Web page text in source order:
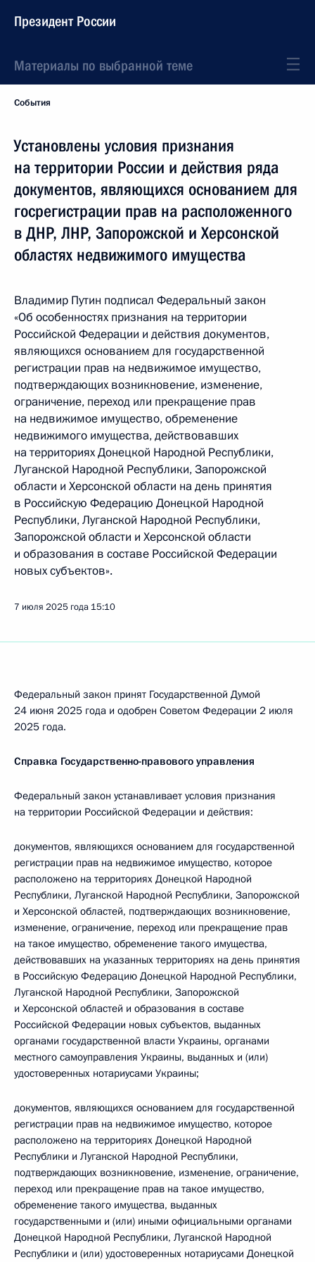
Президент России
Материалы по выбранной теме
События
Установлены условия признания
на территории России и действия ряда
документов, являющихся основанием для
госрегистрации прав на расположенного
в ДНР, ЛНР, Запорожской и Херсонской
областях недвижимого имущества
Владимир Путин подписал Федеральный закон
«Об особенностях признания на территории
Российской Федерации и действия документов,
являющихся основанием для государственной
регистрации прав на недвижимое имущество,
подтверждающих возникновение, изменение,
ограничение, переход или прекращение прав
на недвижимое имущество, обременение
недвижимого имущества, действовавших
на территориях Донецкой Народной Республики,
Луганской Народной Республики, Запорожской
области и Херсонской области на день принятия
в Российскую Федерацию Донецкой Народной
Республики, Луганской Народной Республики,
Запорожской области и Херсонской области
и образования в составе Российской Федерации
новых субъектов».
7 июля 2025 года 15:10
Федеральный закон принят Государственной Думой
24 июня 2025 года и одобрен Советом Федерации 2 июля
2025 года.
Справка Государственно-правового управления
Федеральный закон устанавливает условия признания
на территории Российской Федерации и действия:
документов, являющихся основанием для государственной
регистрации прав на недвижимое имущество, которое
расположено на территориях Донецкой Народной
Республики, Луганской Народной Республики, Запорожской
и Херсонской областей, подтверждающих возникновение,
изменение, ограничение, переход или прекращение прав
на такое имущество, обременение такого имущества,
действовавших на указанных территориях на день принятия
в Российскую Федерацию Донецкой Народной Республики,
Луганской Народной Республики, Запорожской
и Херсонской областей и образования в составе
Российской Федерации новых субъектов, выданных
органами государственной власти Украины, органами
местного самоуправления Украины, выданных и (или)
удостоверенных нотариусами Украины;
документов, являющихся основанием для государственной
регистрации прав на недвижимое имущество, которое
расположено на территориях Донецкой Народной
Республики и Луганской Народной Республики,
подтверждающих возникновение, изменение, ограничение,
переход или прекращение прав на такое имущество,
обременение такого имущества, выданных
государственными и (или) иными официальными органами
Донецкой Народной Республики, Луганской Народной
Республики и (или) удостоверенных нотариусами Донецкой